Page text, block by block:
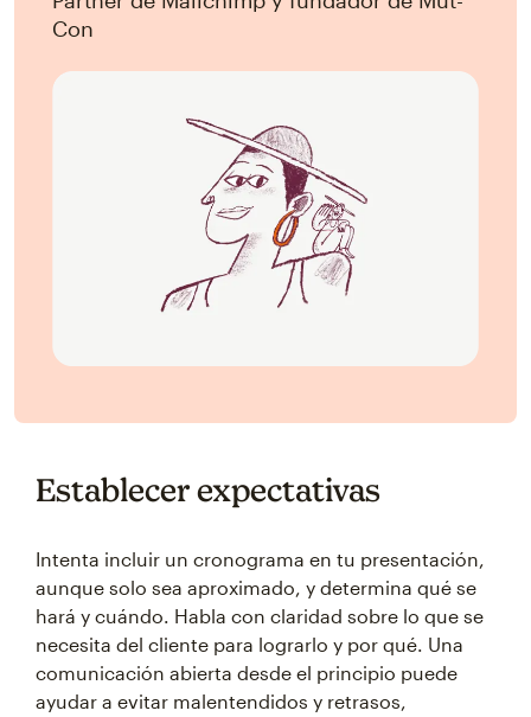
Con
Establecer expectativas
Intenta incluir un cronograma en tu presentación,
aunque solo sea aproximado, y determina qué se
hará y cuándo. Habla con claridad sobre lo que se
necesita del cliente para lograrlo y por qué. Una
comunicación abierta desde el principio puede
ayudar a evitar malentendidos y retrasos,